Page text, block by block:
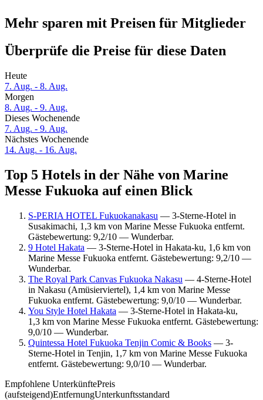
Mehr sparen mit Preisen für Mitglieder
Überprüfe die Preise für diese Daten
Heute
7. Aug. - 8. Aug.
Morgen
8. Aug. - 9. Aug.
Dieses Wochenende
7. Aug. - 9. Aug.
Nächstes Wochenende
14. Aug. - 16. Aug.
Top 5 Hotels in der Nähe von Marine
Messe Fukuoka auf einen Blick
S-PERIA HOTEL Fukuokanakasu — 3-Sterne-Hotel in
Susakimachi, 1,3 km von Marine Messe Fukuoka entfernt.
Gästebewertung: 9,2/10 — Wunderbar.
9 Hotel Hakata — 3-Sterne-Hotel in Hakata-ku, 1,6 km von
Marine Messe Fukuoka entfernt. Gästebewertung: 9,2/10 —
Wunderbar.
The Royal Park Canvas Fukuoka Nakasu — 4-Sterne-Hotel
in Nakasu (Amüsierviertel), 1,4 km von Marine Messe
Fukuoka entfernt. Gästebewertung: 9,0/10 — Wunderbar.
You Style Hotel Hakata — 3-Sterne-Hotel in Hakata-ku,
1,3 km von Marine Messe Fukuoka entfernt. Gästebewertung:
9,0/10 — Wunderbar.
Quintessa Hotel Fukuoka Tenjin Comic & Books — 3-
Sterne-Hotel in Tenjin, 1,7 km von Marine Messe Fukuoka
entfernt. Gästebewertung: 9,0/10 — Wunderbar.
Empfohlene UnterkünftePreis
(aufsteigend)EntfernungUnterkunftsstandard